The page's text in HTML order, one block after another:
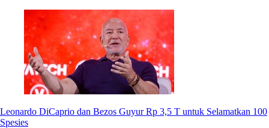
Leonardo DiCaprio dan Bezos Guyur Rp 3,5 T untuk Selamatkan 100
Spesies